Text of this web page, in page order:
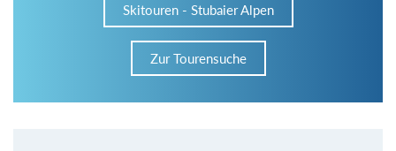
Skitouren - Stubaier Alpen
Zur Tourensuche